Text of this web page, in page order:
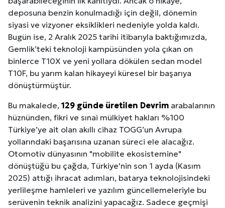
deposuna benzin konulmadığı için değil, dönemin
siyasi ve vizyoner eksiklikleri nedeniyle yolda kaldı.
Bugün ise, 2 Aralık 2025 tarihi itibarıyla baktığımızda,
Gemlik’teki teknoloji kampüsünden yola çıkan on
binlerce T10X ve yeni yollara dökülen sedan model
T10F, bu yarım kalan hikayeyi küresel bir başarıya
dönüştürmüştür.
Bu makalede, 129 günde üretilen Devrim arabalarının
hüznünden, fikri ve sınai mülkiyet hakları %100
Türkiye’ye ait olan akıllı cihaz TOGG’un Avrupa
yollarındaki başarısına uzanan süreci ele alacağız.
Otomotiv dünyasının "mobilite ekosistemine"
dönüştüğü bu çağda, Türkiye'nin son 1 ayda (Kasım
2025) attığı ihracat adımları, batarya teknolojisindeki
yerlileşme hamleleri ve yazılım güncellemeleriyle bu
serüvenin teknik analizini yapacağız. Sadece geçmişi